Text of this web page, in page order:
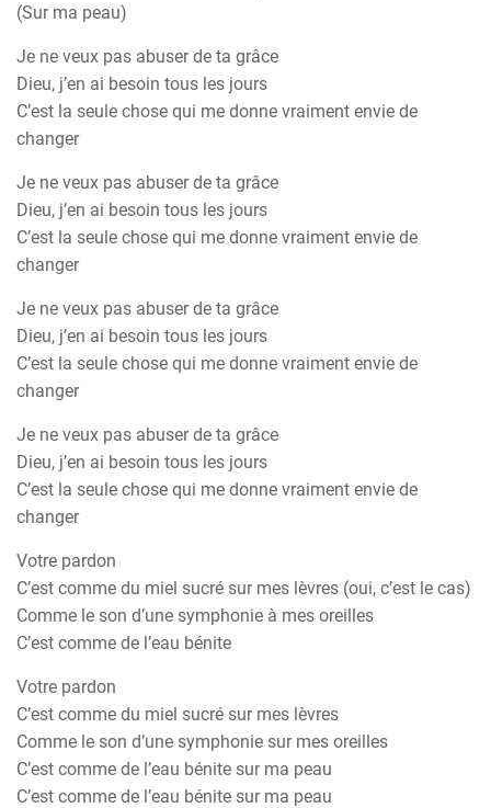
(Sur ma peau)
Je ne veux pas abuser de ta grâce
Dieu, j’en ai besoin tous les jours
C’est la seule chose qui me donne vraiment envie de
changer
Je ne veux pas abuser de ta grâce
Dieu, j’en ai besoin tous les jours
C’est la seule chose qui me donne vraiment envie de
changer
Je ne veux pas abuser de ta grâce
Dieu, j’en ai besoin tous les jours
C’est la seule chose qui me donne vraiment envie de
changer
Je ne veux pas abuser de ta grâce
Dieu, j’en ai besoin tous les jours
C’est la seule chose qui me donne vraiment envie de
changer
Votre pardon
C’est comme du miel sucré sur mes lèvres (oui, c’est le cas)
Comme le son d’une symphonie à mes oreilles
C’est comme de l’eau bénite
Votre pardon
C’est comme du miel sucré sur mes lèvres
Comme le son d’une symphonie sur mes oreilles
C’est comme de l’eau bénite sur ma peau
C’est comme de l’eau bénite sur ma peau